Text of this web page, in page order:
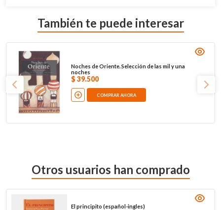
También te puede interesar
Noches de Oriente. Selección de las mil y una
noches
$ 39.500
COMPRAR AHORA
Otros usuarios han comprado
El principito (español-ingles)